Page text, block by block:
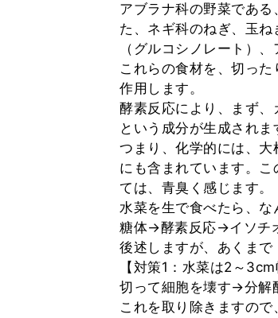
アブラナ科の野菜であ
た、ネギ科のねぎ、玉
（グルコシノレート）
これらの食材を、切っ
作用します。
酵素反応により、まず
という成分が生成されま
つまり、化学的には、
にも含まれています。
ては、青臭く感じます。
水菜を生で食べたら、
糖体→酵素反応→イソチ
後述しますが、あくまで
【対策1：水菜は2～3cm
切って細胞を壊す→分解
これを取り除きますの